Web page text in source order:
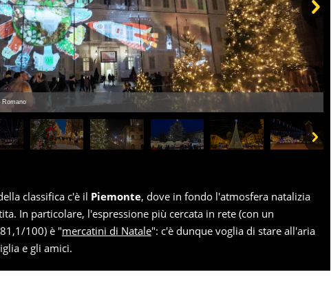
Romano
classifica c'è il Piemonte, dove in fondo l'atmosfera natalizia
In particolare, l'espressione più cercata in rete (con un
100) è "mercatini di Natale": c'è dunque voglia di stare all'aria
e gli amici.